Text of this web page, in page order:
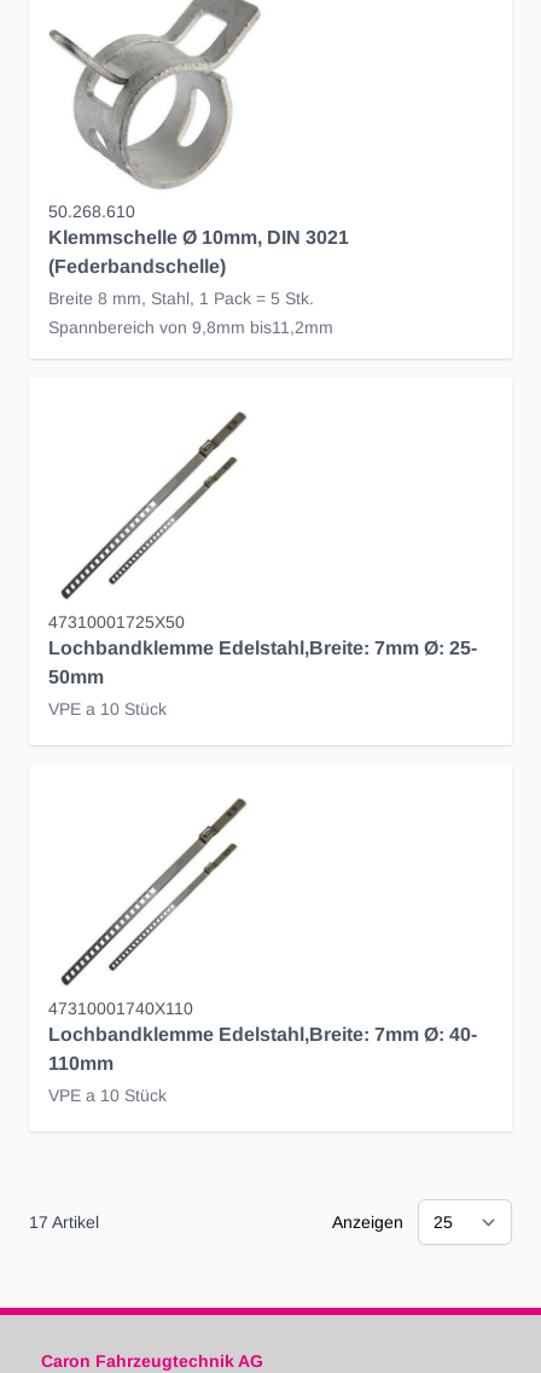
50.268.610
Klemmschelle Ø 10mm, DIN 3021
(Federbandschelle)
Breite 8 mm, Stahl, 1 Pack = 5 Stk.
Spannbereich von 9,8mm bis11,2mm
47310001725X50
Lochbandklemme Edelstahl,Breite: 7mm Ø: 25-
50mm
VPE a 10 Stück
47310001740X110
Lochbandklemme Edelstahl,Breite: 7mm Ø: 40-
110mm
VPE a 10 Stück
17 Artikel Anzeigen
Caron Fahrzeugtechnik AG